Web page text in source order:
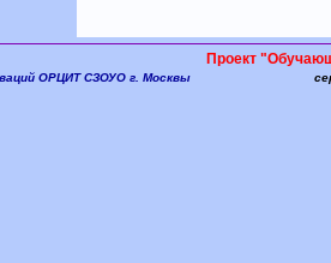
Проект
ОРЦИТ СЗОУО г. Москвы